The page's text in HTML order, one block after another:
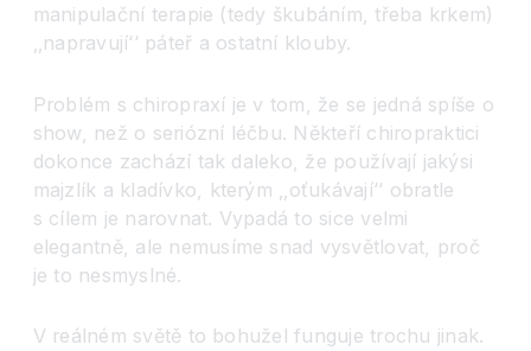
manipulační terapie (tedy škubáním, třeba krkem)
‚‚napravují‘‘ páteř a ostatní klouby.
Problém s chiropraxí je v tom, že se jedná spíše o
show, než o seriózní léčbu. Někteří chiropraktici
dokonce zachází tak daleko, že používají jakýsi
majzlík a kladívko, kterým ‚‚oťukávaj í‘‘ obratle
s cílem je narovnat. Vypadá to sice velmi
elegantně, ale nemusíme snad vysvětlovat, proč
je to nesmyslné.
V reálném světě to bohužel funguje trochu jinak.